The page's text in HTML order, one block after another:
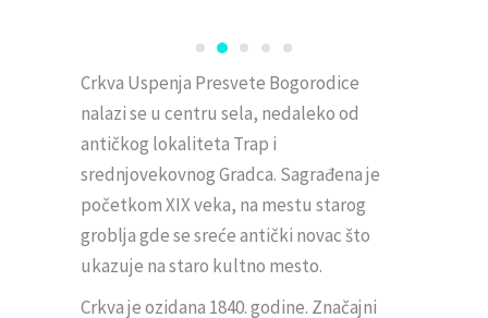
Crkva Uspenja Presvete Bogorodice
nalazi se u centru sela, nedaleko od
antičkog lokaliteta Trap i
srednjovekovnog Gradca. Sagrađena je
početkom XIX veka, na mestu starog
groblja gde se sreće antički novac što
ukazuje na staro kultno mesto.
Crkva je ozidana 1840. godine. Značajni